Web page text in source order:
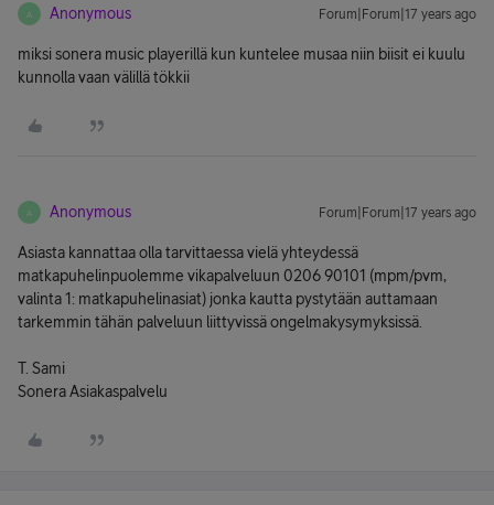
A Anonymous Forum|Forum|17 years ago
miksi sonera music playerillä kun kuntelee musaa niin biisit ei kuulu
kunnolla vaan välillä tökkii
A Anonymous Forum|Forum|17 years ago
Asiasta kannattaa olla tarvittaessa vielä yhteydessä
matkapuhelinpuolemme vikapalveluun 0206 90101 (mpm/pvm,
valinta 1: matkapuhelinasiat) jonka kautta pystytään auttamaan
tarkemmin tähän palveluun liittyvissä ongelmakysymyksissä.
T. Sami
Sonera Asiakaspalvelu